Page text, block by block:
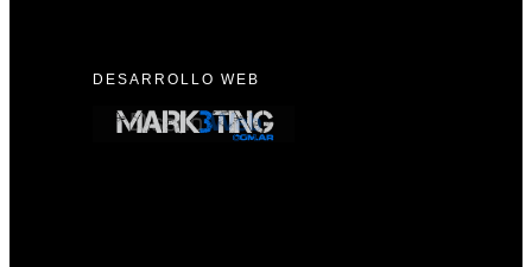
DESARROLLO WEB